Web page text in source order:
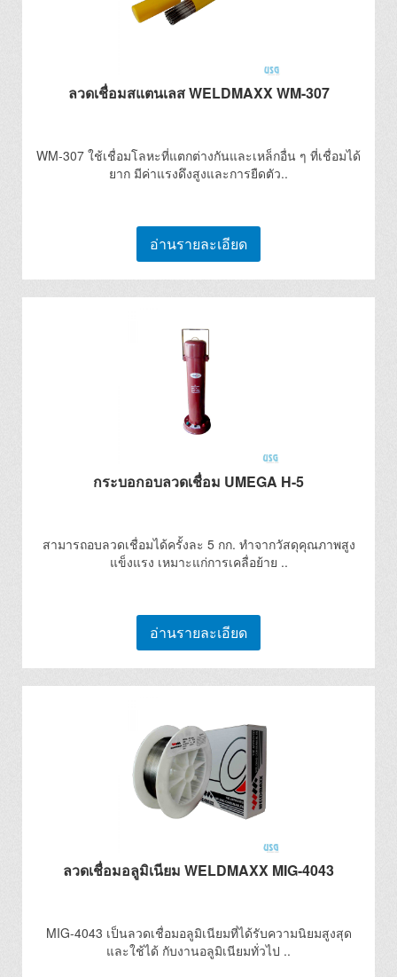
ลวดเชื่อมสแตนเลส WELDMAXX WM-307
WM-307 ใช้เชื่อมโลหะที่แตกต่างกันและเหล็กอื่น ๆ ที่เชื่อมได้
ยาก มีค่าแรงดึงสูงและการยืดตัว..
อ่านรายละเอียด
กระบอกอบลวดเชื่อม UMEGA H-5
สามารถอบลวดเชื่อมได้ครั้งละ 5 กก. ทำจากวัสดุคุณภาพสูง
แข็งแรง เหมาะแก่การเคลื่อย้าย ..
อ่านรายละเอียด
ลวดเชื่อมอลูมิเนียม WELDMAXX MIG-4043
MIG-4043 เป็นลวดเชื่อมอลูมิเนียมที่ได้รับความนิยมสูงสุด
และใช้ได้ กับงานอลูมิเนียมทั่วไป ..